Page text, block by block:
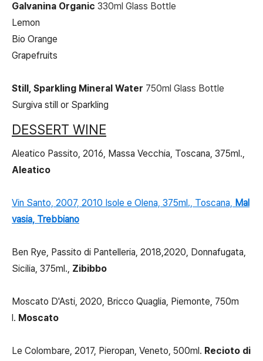
Galvanina Organic 330ml Glass Bottle
Lemon
Bio Orange
Grapefruits
Still, Sparkling Mineral Water 750ml Glass Bottle
Surgiva still or Sparkling
DESSERT WINE
Aleatico Passito, 2016, Massa Vecchia, Toscana, 375ml.,
Aleatico
Vin Santo, 2007, 2010 Isole e Olena, 375ml., Toscana, Mal
vasia, Trebbiano
Ben Rye, Passito di Pantelleria, 2018,2020, Donnafugata,
Sicilia, 375ml., Zibibbo
Moscato D'Asti, 2020, Bricco Quaglia, Piemonte, 750m
l. Moscato
Le Colombare, 2017, Pieropan, Veneto, 500ml. Recioto di